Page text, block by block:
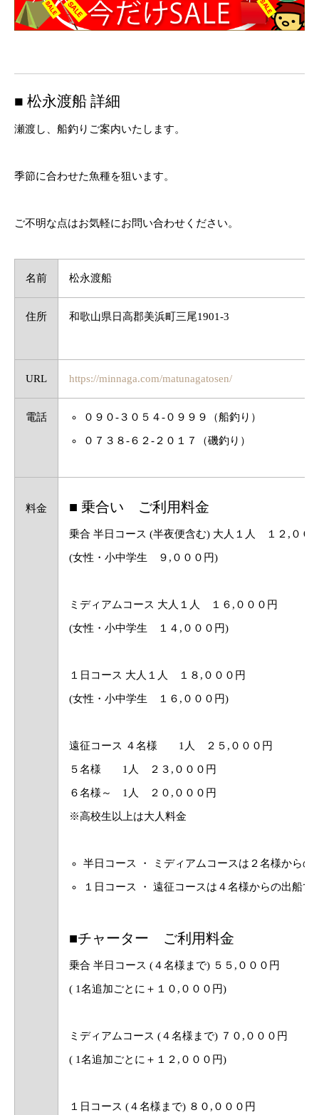
■ 松永渡船 詳細
瀬渡し、船釣りご案内いたします。
季節に合わせた魚種を狙います。
ご不明な点はお気軽にお問い合わせください。
名前 松永渡船
住所 和歌山県日高郡美浜町三尾1901-3
URL https://minnaga.com/matunagatosen/
電話 ０９０-３０５４-０９９９（船釣り）
０７３８-６２-２０１７（磯釣り）
料金 ■ 乗合い ご利用料金
乗合 半日コース (半夜便含む) 大人１人 １２,００
(女性・小中学生 ９,０００円)
ミディアムコース 大人１人 １６,０００円
(女性・小中学生 １４,０００円)
１日コース 大人１人 １８,０００円
(女性・小中学生 １６,０００円)
遠征コース ４名様 1人 ２５,０００円
５名様 1人 ２３,０００円
６名様～ 1人 ２０,０００円
※高校生以上は大人料金
半日コース ・ ミディアムコースは２名様からの
１日コース ・ 遠征コースは４名様からの出船で
■チャーター ご利用料金
乗合 半日コース (４名様まで) ５５,０００円
( 1名追加ごとに＋１０,０００円)
ミディアムコース (４名様まで) ７０,０００円
( 1名追加ごとに＋１２,０００円)
１日コース (４名様まで) ８０,０００円